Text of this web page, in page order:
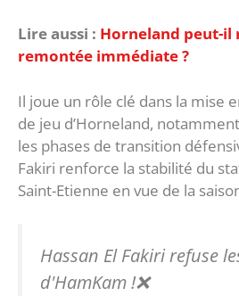
Lire aussi : Horneland peut-il
remontée immédiate ?
Il joue un rôle clé dans la mise
de jeu d’Horneland,
les phases de transition
Fakiri renforce la stabilité du
Saint-Etienne en vue de la
Hassan El Fakiri refuse
d'HamKam !❌